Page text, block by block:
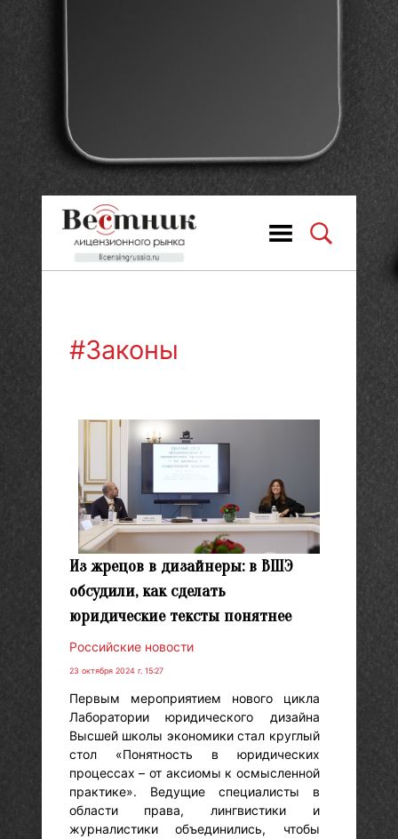
#Законы
Из жрецов в дизайнеры: в ВШЭ
обсудили, как сделать
юридические тексты понятнее
Российские новости
23 октября 2024 г. 15:27
Первым мероприятием нового цикла
Лаборатории юридического дизайна
Высшей школы экономики стал круглый
стол «Понятность в юридических
процессах – от аксиомы к осмысленной
практике». Ведущие специалисты в
области права, лингвистики и
журналистики объединились, чтобы